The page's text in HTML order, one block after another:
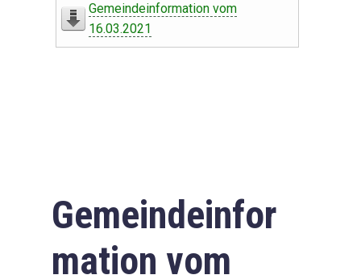
Leben in Oberdorf
Downloads
Impressum
Gemeindeinformation vom
16.03.2021
Gemeindeinfor
mation vom